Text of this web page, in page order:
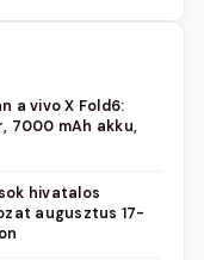
a vivo X Fold6:
7000 mAh akku,
hivatalos
augusztus 17-